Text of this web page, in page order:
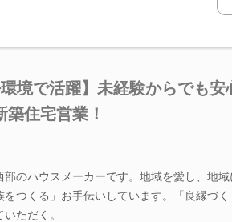
環境で活躍】未経験からでも
住宅営業！
のハウスメーカーです。地域を愛し、地
つくる」お手伝いしています。「良縁づ
ただく。